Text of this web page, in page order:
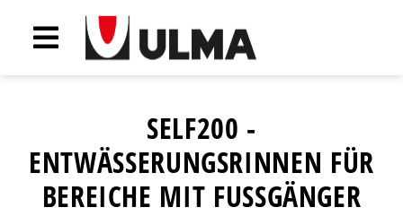
SELF200 -
ENTWÄSSERUNGSRINNEN FÜR
BEREICHE MIT FUSSGÄNGER